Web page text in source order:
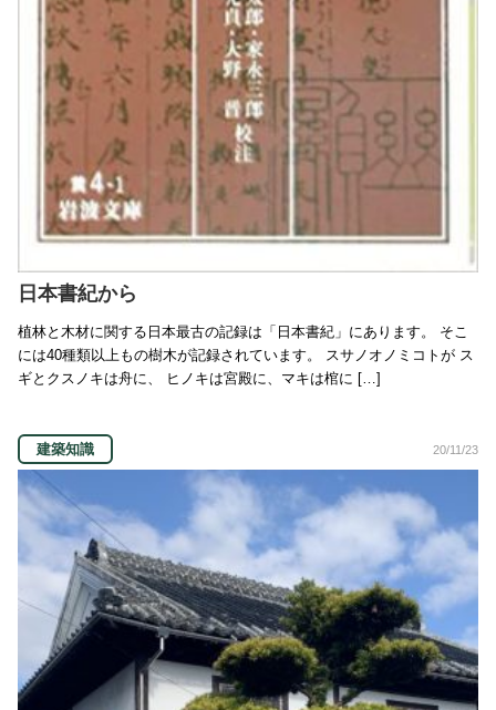
日本書紀から
植林と木材に関する日本最古の記録は「日本書紀」にあります。 そこ
には40種類以上もの樹木が記録されています。 スサノオノミコトが ス
ギとクスノキは舟に、 ヒノキは宮殿に、マキは棺に […]
建築知識 20/11/23